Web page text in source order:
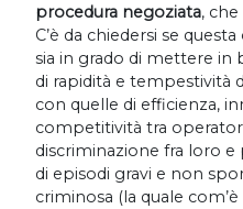
procedura negoziata, che
C’è da chiedersi se
sia in grado di mettere in
di rapidità e tempestività
con quelle di efficienza,
competitività tra
discriminazione fra loro
di episodi gravi e non
criminosa (la quale